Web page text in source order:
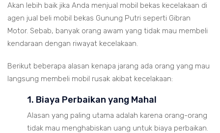
Akan lebih baik jika Anda menjual mobil bekas kecelakaan di
agen jual beli mobil bekas Gunung Putri seperti Gibran
Motor. Sebab, banyak orang awam yang tidak mau membeli
kendaraan dengan riwayat kecelakaan.
Berikut beberapa alasan kenapa jarang ada orang yang mau
langsung membeli mobil rusak akibat kecelakaan:
1. Biaya Perbaikan yang Mahal
Alasan yang paling utama adalah karena orang-orang
tidak mau menghabiskan uang untuk biaya perbaikan.